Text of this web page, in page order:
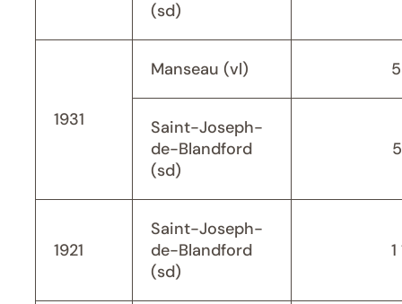
(sd)
1931
Manseau (vl)
Saint-Joseph-
de-Blandford
(sd)
1921
Saint-Joseph-
de-Blandford
(sd)
1